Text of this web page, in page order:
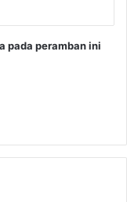
pada peramban ini